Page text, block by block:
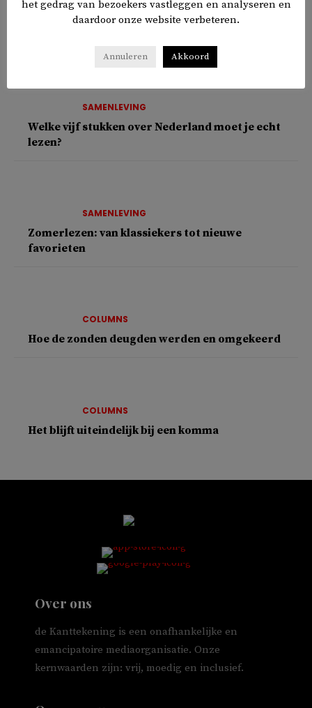
OPINIE
SAMENLEVING
Welke vijf stukken over Nederland moet je echt
lezen?
SAMENLEVING
Zomerlezen: van klassiekers tot nieuwe
favorieten
COLUMNS
Hoe de zonden deugden werden en omgekeerd
COLUMNS
Het blijft uiteindelijk bij een komma
Over ons
de Kanttekening is een onafhankelijke en
emancipatoire mediaorganisatie. Onze
kernwaarden zijn: vrij, moedig en inclusief.
het gedrag van bezoekers vastleggen en analyseren en
daardoor onze website verbeteren.
Annuleren Akkoord